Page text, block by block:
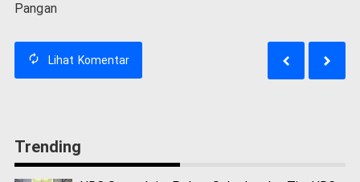
Pangan
Lihat Komentar
Trending